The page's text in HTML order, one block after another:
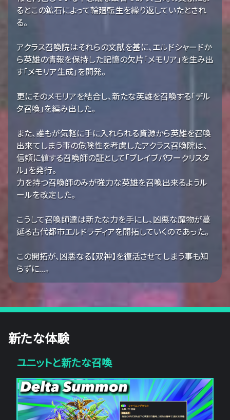
るとこの鉱石によって輪廻転生を繰り返していたとされ
る。
アクラス召喚院はそれらの文献を基に、エルドシャードか
ら英雄の情報を保持した記憶の欠片「メモリア」を生み出
す「メモリア生成」を開発。
更にそのメモリアを結合し、新たな英雄を召喚する「デル
タ召喚」を編み出した。
また、誰もが気軽に手に入れられる資源から英雄を召喚
出来てしまう事の危険性を考慮したアクラス召喚院は、
信頼に値する召喚師の証として「ブレイブパワークリスタ
ル」を発行。
力を持つ召喚師のみが強力な英雄を召喚出来るようル
ールを改定した。
こうして召喚師達は新たな力を手にし、凶悪な魔物が蔓
延る古代都市エルドラディアを開拓していくのであった。
この開拓が、凶悪なる【双神】を復活させてしまう事も知
らずに...。
新たな体験
ユニットと新たな召喚